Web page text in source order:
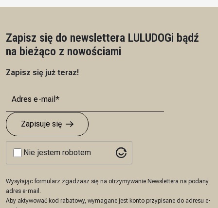
Zapisz się do newslettera LULUDOGi bądź
na bieżąco z nowościami
Zapisz się już teraz!
Zapisuje się
Nie jestem robotem
Wysyłając formularz zgadzasz się na otrzymywanie Newslettera na podany
adres e-mail.
Aby aktywować kod rabatowy, wymagane jest konto przypisane do adresu e-